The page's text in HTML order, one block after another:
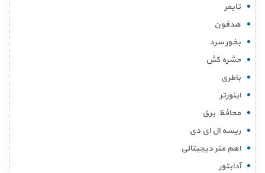
تایمر
هدفون
بخور سرد
حشره کش
باطری
اینورتر
محافظ برق
ریسه ال ای دی
اهم متر دیجیتالی
آدابتور